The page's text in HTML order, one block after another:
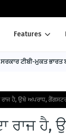
Features
ਸਰਕਾਰ ਟੀਬੀ-ਮੁਕਤ
ਰਾਜ ਹੈ, ਉਥੇ ਅਪਰਾਧ,
ਰਾਜ